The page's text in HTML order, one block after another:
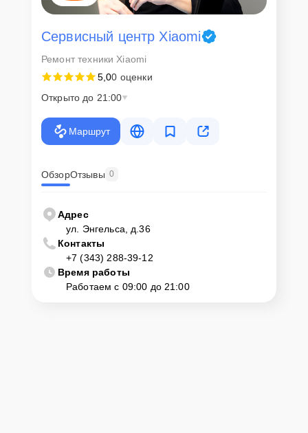
Сервисный центр Xiaomi
Ремонт техники Xiaomi
5,00 оценки
Открыто до 21:00
Маршрут
ОбзорОтзывы 0
Адрес
ул. Энгельса, д.36
Контакты
+7 (343) 288-39-12
Время работы
Работаем с 09:00 до 21:00